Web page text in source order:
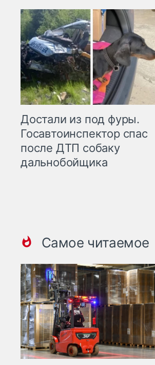
Достали из под фуры.
Госавтоинспектор спас
после ДТП собаку
дальнобойщика
Самое читаемое